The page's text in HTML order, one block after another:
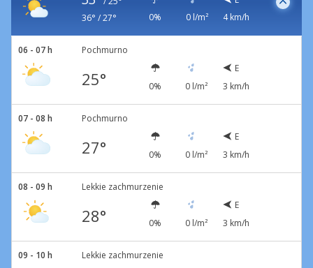
36° / 27°
0% 0 l/m²
4 km/h
06 - 07 h Pochmurno
25° 0% 0 l/m²
E
3 km/h
07 - 08 h Pochmurno
27° 0% 0 l/m²
E
3 km/h
08 - 09 h Lekkie zachmurzenie
28° 0% 0 l/m²
E
3 km/h
09 - 10 h Lekkie zachmurzenie